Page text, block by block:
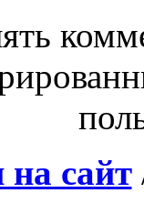
сайт